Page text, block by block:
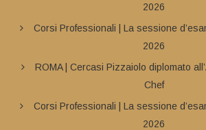
2026
Corsi Professionali | La sessione
2026
ROMA | Cercasi Pizzaiolo diplomato
Chef
Corsi Professionali | La sessione
2026